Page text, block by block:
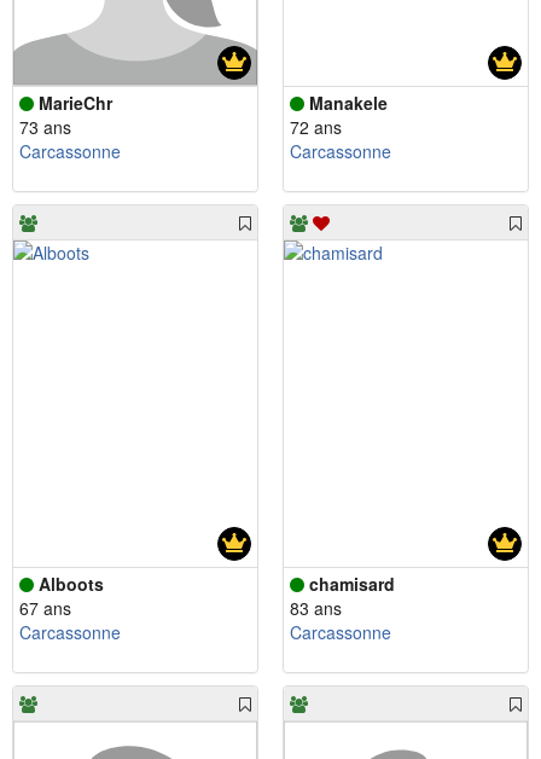
MarieChr
73 ans
Carcassonne
Manakele
72 ans
Carcassonne
Alboots
67 ans
Carcassonne
chamisard
83 ans
Carcassonne